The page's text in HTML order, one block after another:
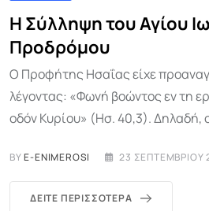
Η Σύλληψη του Αγίου
Προδρόμου
Ο Προφήτης Ησαΐας είχε
λέγοντας: «Φωνή βοώντος εν τη
οδόν Κυρίου» (Ησ. 40,3). Δηλαδή,
BYE-ENIMEROSI 23 ΣΕΠΤΕΜΒΡΊΟΥ
ΔΕΊΤΕ ΠΕΡΙΣΣΌΤΕΡΑ